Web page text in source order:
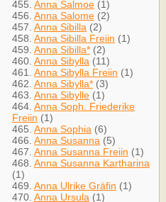
455. Anna Salmoe (1)
456. Anna Salome (2)
457. Anna Sibilla (2)
458. Anna Sibilla Freiin (1)
459. Anna Sibilla* (2)
460. Anna Sibylla (11)
461. Anna Sibylla Freiin (1)
462. Anna Sibylla* (3)
463. Anna Sibylle (1)
464. Anna Soph. Friederike
Freiin (1)
465. Anna Sophia (6)
466. Anna Susanna (5)
467. Anna Susanna Freiin (1)
468. Anna Susanna Kartharina
(1)
469. Anna Ulrike Gräfin (1)
470. Anna Ursula (1)